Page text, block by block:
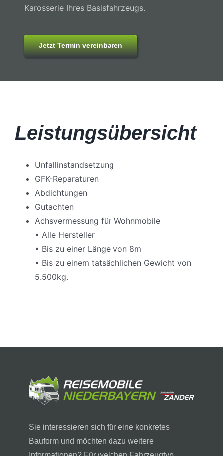
Karosserie Ihres Basisfahrzeugs.
Jetzt Termin vereinbaren
Leistungsübersicht
Unfallinstandsetzung
GFK-Reparaturen
Abdichtungen
Gutachten
Achsvermessung für Wohnmobile
• Alle Hersteller
• Bis zu einer Länge von 8m
• Bis zu einem tatsächlichen Gewicht von
5.500kg.
Sie interessieren sich für eine konkretes
Bauform und möchten dazu weitere